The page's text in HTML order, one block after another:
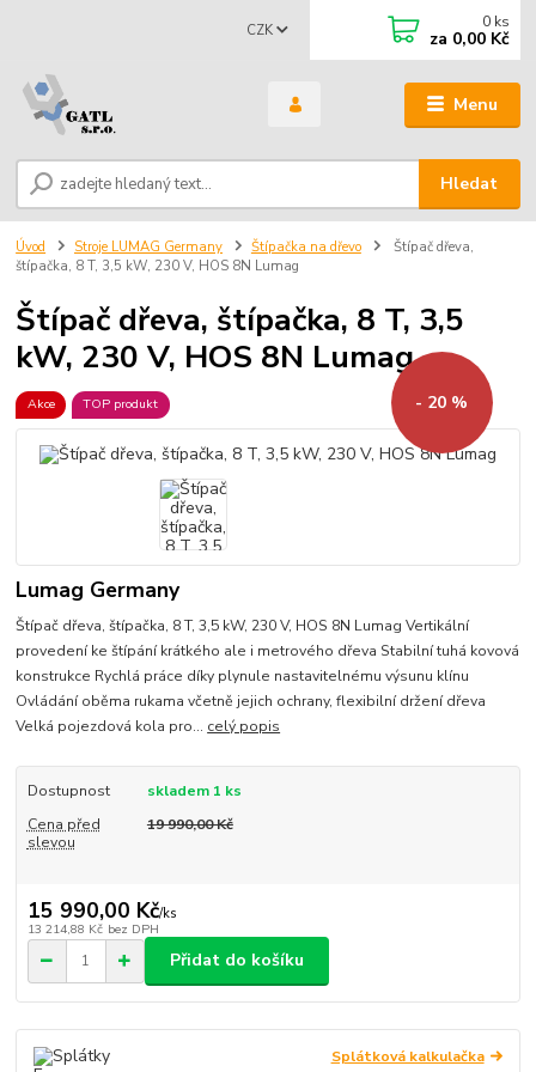
Menu
CZK
Hledat
0 ks
za 0,00 Kč
Úvod Stroje LUMAG Germany Štípačka na dřevo
Štípač dřeva,
štípačka, 8 T, 3,5 kW, 230 V, HOS 8N Lumag
Štípač dřeva, štípačka, 8 T, 3,5
kW, 230 V, HOS 8N Lumag
Akce TOP produkt - 20 %
Lumag Germany
Štípač dřeva, štípačka, 8 T, 3,5 kW, 230 V, HOS 8N Lumag Vertikální
provedení ke štípání krátkého ale i metrového dřeva Stabilní tuhá kovová
konstrukce Rychlá práce díky plynule nastavitelnému výsunu klínu
Ovládání oběma rukama včetně jejich ochrany, flexibilní držení dřeva
Velká pojezdová kola pro... celý popis
Dostupnost
skladem 1 ks
Cena před
slevou
19 990,00 Kč
15 990,00 Kč/ks
13 214,88 Kč bez DPH
Přidat do košíku
Splátková kalkulačka